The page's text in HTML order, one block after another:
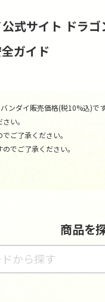
式サイト ドラ
ガイド
ダイ販売価格(税10%込)です
い。
ご了承ください。
でご了承ください。
商品を